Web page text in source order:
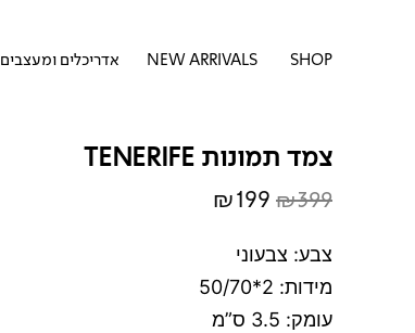
SHOP פתח SHOPNEW ARRIVALS אדריכלים ומעצבים
צמד תמונות TENERIFE
₪399
המקורי
היה:
₪399.
₪199
₪199.
צבע: צבעוני
מידות: 2*50/70
עומק: 3.5 ס”מ